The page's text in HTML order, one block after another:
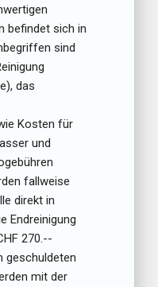
befindet sich in
sind
das
Kosten für
und
fallweise
direkt in
Endreinigung
270.--
geschuldeten
mit der